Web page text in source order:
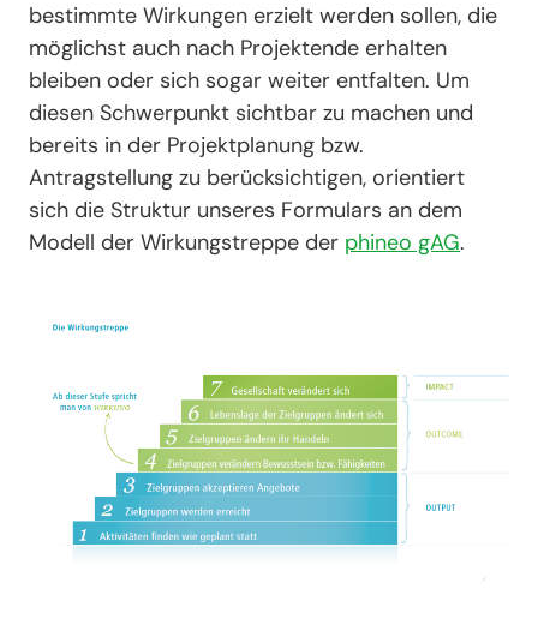
bestimmte Wirkungen erzielt werden sollen, die
möglichst auch nach Projektende erhalten
bleiben oder sich sogar weiter entfalten. Um
diesen Schwerpunkt sichtbar zu machen und
bereits in der Projektplanung bzw.
Antragstellung zu berücksichtigen, orientiert
sich die Struktur unseres Formulars an dem
Modell der Wirkungstreppe der phineo gAG.